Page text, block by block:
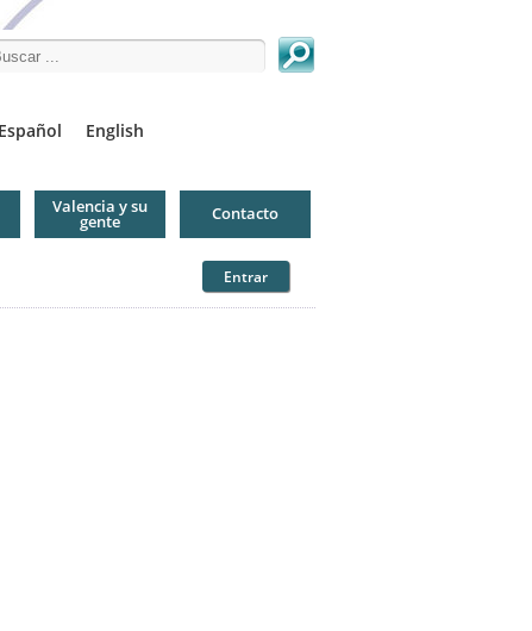
this site
Español English
Valencia y su
gente Contacto
Entrar